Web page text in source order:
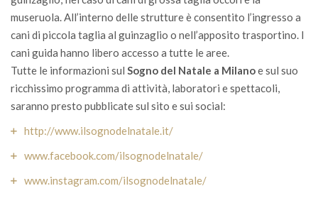
museruola. All’interno delle strutture è consentito l’ingresso a
cani di piccola taglia al guinzaglio o nell’apposito trasportino. I
cani guida hanno libero accesso a tutte le aree.
Tutte le informazioni sul Sogno del Natale a Milanoe sul suo
ricchissimo programma di attività, laboratori e spettacoli,
saranno presto pubblicate sul sito e sui social:
http://www.ilsognodelnatale.it/
www.facebook.com/ilsognodelnatale/
www.instagram.com/ilsognodelnatale/